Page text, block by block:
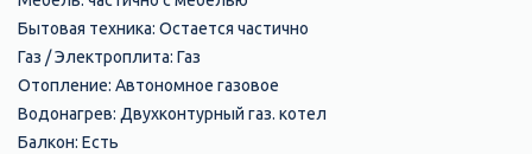
Бытовая техника: Остается частично
Газ / Электроплита: Газ
Отопление: Автономное газовое
Водонагрев: Двухконтурный газ. котел
Балкон: Есть